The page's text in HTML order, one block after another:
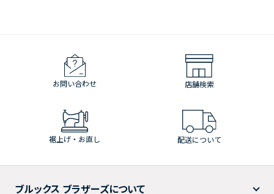
お問い合わせ 店舗検索
裾上げ・お直し 配送について
ブルックス ブラザーズについて